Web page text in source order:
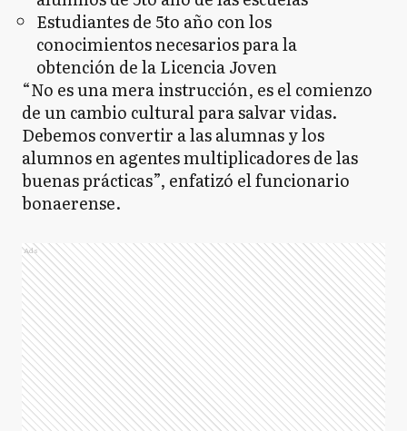
Estudiantes de 5to año con los
conocimientos necesarios para la
obtención de la Licencia Joven
“No es una mera instrucción, es el comienzo
de un cambio cultural para salvar vidas.
Debemos convertir a las alumnas y los
alumnos en agentes multiplicadores de las
buenas prácticas”, enfatizó el funcionario
bonaerense.
Ads